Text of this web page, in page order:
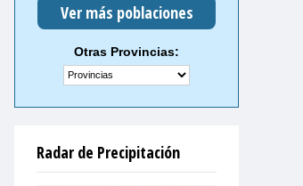
Ver más poblaciones
Otras Provincias:
Radar de Precipitación